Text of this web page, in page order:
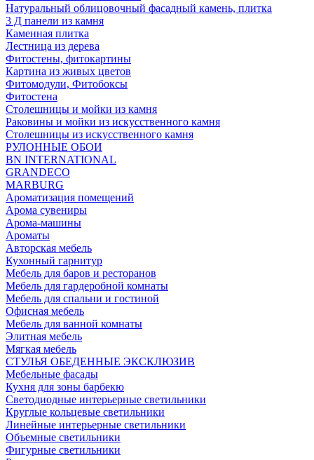
Натуральный облицовочный фасадный камень, плитка
3 Д панели из камня
Каменная плитка
Лестница из дерева
Фитостены, фитокартины
Картина из живых цветов
Фитомодули, Фитобоксы
Фитостена
Столешницы и мойки из камня
Раковины и мойки из искусственного камня
Столешницы из искусственного камня
РУЛОННЫЕ ОБОИ
BN INTERNATIONAL
GRANDECO
MARBURG
Ароматизация помещений
Арома сувениры
Арома-машины
Ароматы
Авторская мебель
Кухонный гарнитур
Мебель для баров и ресторанов
Мебель для гардеробной комнаты
Мебель для спальни и гостиной
Офисная мебель
Мебель для ванной комнаты
Элитная мебель
Мягкая мебель
СТУЛЬЯ ОБЕДЕННЫЕ ЭКСКЛЮЗИВ
Мебельные фасады
Кухня для зоны барбекю
Светодиодные интерьерные светильники
Круглые кольцевые светильники
Линейные интерьерные светильники
Объемные светильники
Фигурные светильники